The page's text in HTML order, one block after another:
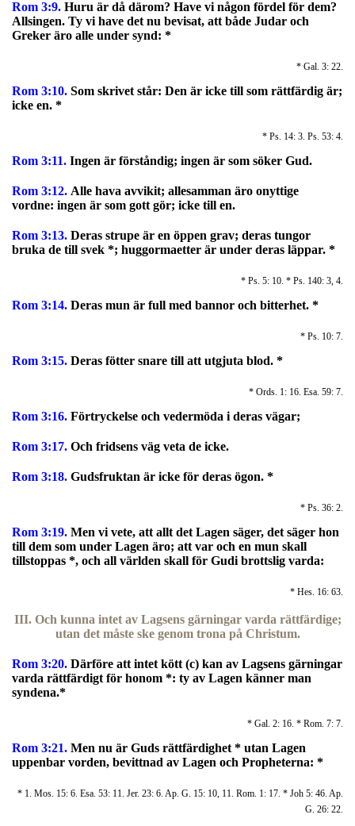
Rom 3:9. Huru är då därom? Have vi någon fördel för dem?
Allsingen. Ty vi have det nu bevisat, att både Judar och
Greker äro alle under synd: *
* Gal. 3: 22.
Rom 3:10. Som skrivet står: Den är icke till som rättfärdig är;
icke en. *
* Ps. 14: 3. Ps. 53: 4.
Rom 3:11. Ingen är förståndig; ingen är som söker Gud.
Rom 3:12. Alle hava avvikit; allesamman äro onyttige
vordne: ingen är som gott gör; icke till en.
Rom 3:13. Deras strupe är en öppen grav; deras tungor
bruka de till svek *; huggormaetter är under deras läppar. *
* Ps. 5: 10. * Ps. 140: 3, 4.
Rom 3:14. Deras mun är full med bannor och bitterhet. *
* Ps. 10: 7.
Rom 3:15. Deras fötter snare till att utgjuta blod. *
* Ords. 1: 16. Esa. 59: 7.
Rom 3:16. Förtryckelse och vedermöda i deras vägar;
Rom 3:17. Och fridsens väg veta de icke.
Rom 3:18. Gudsfruktan är icke för deras ögon. *
* Ps. 36: 2.
Rom 3:19. Men vi vete, att allt det Lagen säger, det säger hon
till dem som under Lagen äro; att var och en mun skall
tillstoppas *, och all världen skall för Gudi brottslig varda:
* Hes. 16: 63.
III. Och kunna intet av Lagsens gärningar varda rättfärdige;
utan det måste ske genom trona på Christum.
Rom 3:20. Därföre att intet kött (c) kan av Lagsens gärningar
varda rättfärdigt för honom *: ty av Lagen känner man
syndena.*
* Gal. 2: 16. * Rom. 7: 7.
Rom 3:21. Men nu är Guds rättfärdighet * utan Lagen
uppenbar vorden, bevittnad av Lagen och Propheterna: *
* 1. Mos. 15: 6. Esa. 53: 11. Jer. 23: 6. Ap. G. 15: 10, 11. Rom. 1: 17. * Joh 5: 46. Ap.
G. 26: 22.